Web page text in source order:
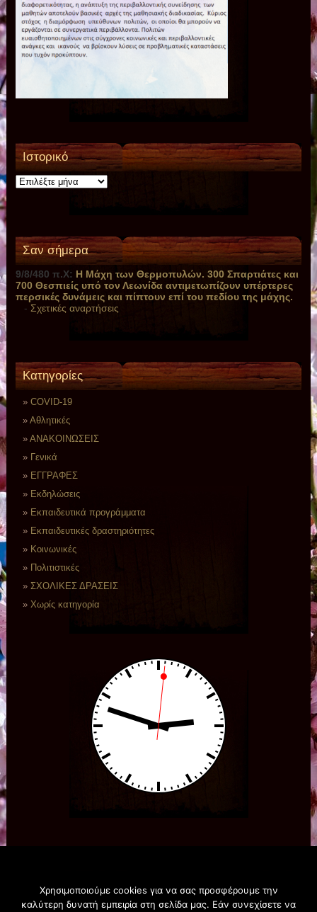
Ιστορικό
Ιστορικό
Σαν σήμερα
9/8/480 π.Χ: Η Μάχη των Θερμοπυλών. 300 Σπαρτιάτες και
700 Θεσπιείς υπό τον Λεωνίδα αντιμετωπίζουν υπέρτερες
περσικές δυνάμεις και πίπτουν επί του πεδίου της μάχης.
- Σχετικές αναρτήσεις
Kατηγορίες
COVID-19
Αθλητικές
ΑΝΑΚΟΙΝΩΣΕΙΣ
Γενικά
ΕΓΓΡΑΦΕΣ
Εκδηλώσεις
Εκπαιδευτικά προγράμματα
Εκπαιδευτικές δραστηριότητες
Κοινωνικές
Πολιτιστικές
ΣΧΟΛΙΚΕΣ ΔΡΑΣΕΙΣ
Χωρίς κατηγορία
Χρησιμοποιούμε cookies για να σας προσφέρουμε την
καλύτερη δυνατή εμπειρία στη σελίδα μας. Εάν συνεχίσετε να